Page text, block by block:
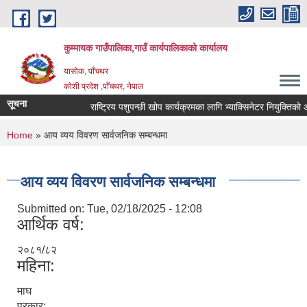
Skip to main content
कुम्मायक गाउँपालिका,गाउँ कार्यपालिकाको कार्यालय
यासोक, पाँचथर
कोशी प्रदेश ,पाँचथर, नेपाल
सूचना राष्ट्रिय पशुपन्छी खोप कार्यक्रमका लागि भ्याक्सिनेटर नियुक्तिको
You are here
Home » आय व्यय विवरण सार्वजनिक सम्बन्धमा
आय व्यय विवरण सार्वजनिक सम्बन्धमा
Submitted on: Tue, 02/18/2025 - 12:08
आर्थिक वर्ष:
२०८१/८२
महिना:
माघ